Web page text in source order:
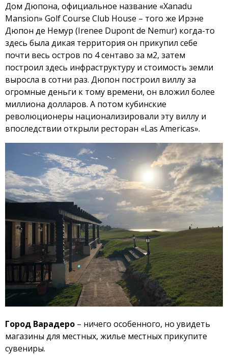
Дом Дюпона, официальное название «Xanadu
Mansion» Golf Course Club House – того же Ирэне
Дюпон де Немур (Irenee Dupont de Nemur) когда-то
здесь была дикая территория он прикупил себе
почти весь остров по 4 сентаво за м2, затем
построил здесь инфраструктуру и стоимость земли
выросла в сотни раз. Дюпон построил виллу за
огромные деньги к тому времени, он вложил более
миллиона долларов. А потом кубинские
революционеры национализировали эту виллу и
впоследствии открыли ресторан «Las Americas».
Город Варадеро – ничего особенного, но увидеть
магазины для местных, жилье местных прикупите
сувениры.